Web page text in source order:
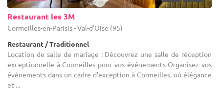
Restaurant les 3M
Cormeilles-en-Parisis - Val-d'Oise (95)
Restaurant / Traditionnel
Location de salle de mariage : Découvrez une salle de réception
exceptionnelle à Cormeilles pour vos événements Organisez vos
événements dans un cadre d'exception à Cormeilles, où élégance
et ...